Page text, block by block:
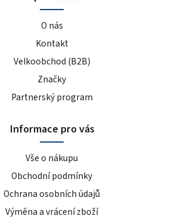
O nás
Kontakt
Velkoobchod (B2B)
Značky
Partnerský program
Informace pro vás
Vše o nákupu
Obchodní podmínky
Ochrana osobních údajů
Výměna a vrácení zboží